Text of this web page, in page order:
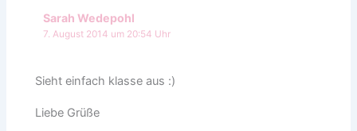
Sarah Wedepohl
7. August 2014 um 20:54 Uhr
Sieht einfach klasse aus :)
Liebe Grüße